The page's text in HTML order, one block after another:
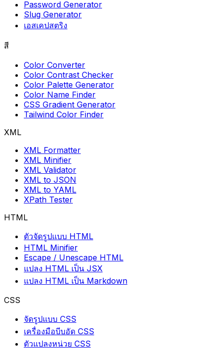
Password Generator
Slug Generator
เอสเคปสตริง
สี
Color Converter
Color Contrast Checker
Color Palette Generator
Color Name Finder
CSS Gradient Generator
Tailwind Color Finder
XML
XML Formatter
XML Minifier
XML Validator
XML to JSON
XML to YAML
XPath Tester
HTML
ตัวจัดรูปแบบ HTML
HTML Minifier
Escape / Unescape HTML
แปลง HTML เป็น JSX
แปลง HTML เป็น Markdown
CSS
จัดรูปแบบ CSS
เครื่องมือบีบอัด CSS
ตัวแปลงหน่วย CSS